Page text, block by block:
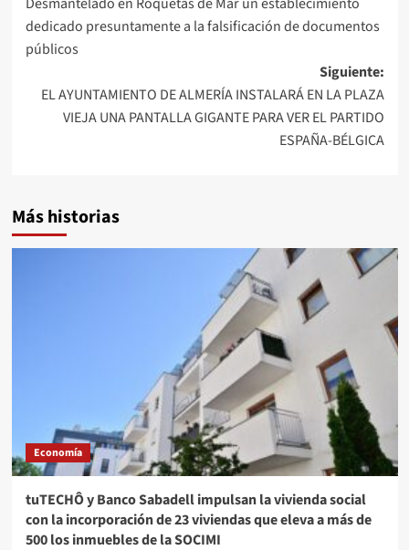
de
entradas
dedicado presuntamente a la falsificación de documentos
públicos
Siguiente:
EL AYUNTAMIENTO DE ALMERÍA INSTALARÁ EN LA PLAZA
VIEJA UNA PANTALLA GIGANTE PARA VER EL PARTIDO
ESPAÑA-BÉLGICA
Más historias
Economía
tuTECHÔ y Banco Sabadell impulsan la vivienda social
con la incorporación de 23 viviendas que eleva a más de
500 los inmuebles de la SOCIMI